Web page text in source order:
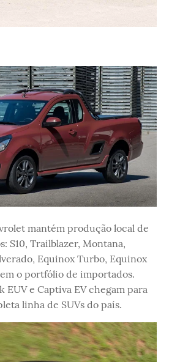
mantém produção local de
S10, Trailblazer, Montana,
Equinox Turbo, Equinox
o portfólio de importados.
EUV e Captiva EV chegam para
linha de SUVs do país.